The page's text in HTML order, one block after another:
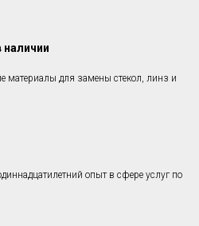
материалы для замены стекол, линз и
опыт в сфере услуг по